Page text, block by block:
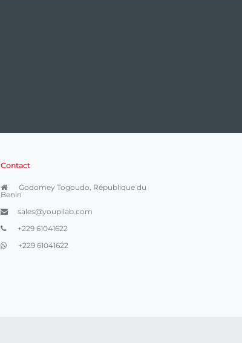
Contact
Godomey Togoudo, République du
Benin
sales@youpilab.com
+229 61041622
+229 61041622